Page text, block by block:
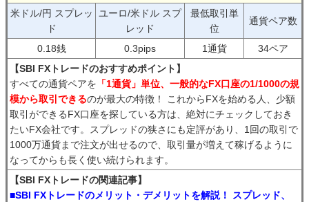
米ドル/円 スプレッ
ド
ユーロ/米ドル スプ
レッド
最低取引単
位
通貨ペア数
0.18銭 0.3pips 1通貨
34ペア
【SBI FXトレードのおすすめポイント】
すべての通貨ペアを 「1通貨」単位、一般的なFX口座の1/1000の規
模から取引できるのが最大の特徴！ これからFXを始める人、少額
取引ができるFX口座を探している方は、絶対にチェックしておき
たいFX会社です。スプレッドの狭さにも定評があり、1回の取引で
1000万通貨まで注文が出せるので、取引量が増えて稼げるように
なってからも長く使い続けられます。
【SBI FXトレードの関連記事】
■SBI FXトレードのメリット・デメリットを解説！ スプレッド、